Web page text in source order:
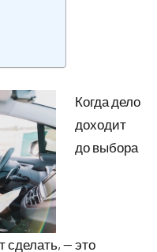
Когда дело
доходит
до выбора
сделать, — это